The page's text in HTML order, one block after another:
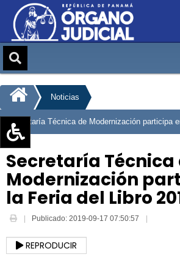
Aumentar texto (+)
Reducir texto (-)
Restablecer texto
Escala de Brillo
Escala de grises
Noticias
Secretaría Técnica de Modernización participa
Secretaría Técnica
Modernización
la Feria del Libro
Publicado: 2019-09-17 07:50:57
REPRODUCIR